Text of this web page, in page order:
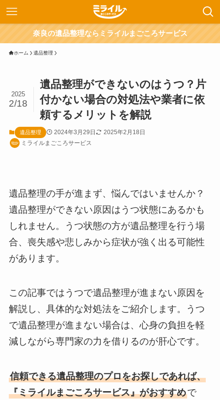
奈良の遺品整理ならミライルまごころサービス
ホーム 遺品整理
遺品整理ができないのはうつ？片
付かない場合の対処法や業者に依
頼するメリットを解説
2025
2/18
遺品整理 2024年3月29日
2025年2月18日
ミライルまごころサービス
遺品整理の手が進まず、悩んではいませんか？
遺品整理ができない原因はうつ状態にあるかも
しれません。うつ状態の方が遺品整理を行う場
合、喪失感や悲しみから症状が強く出る可能性
があります。
この記事ではうつで遺品整理が進まない原因を
解説し、具体的な対処法をご紹介します。うつ
で遺品整理が進まない場合は、心身の負担を軽
減しながら専門家の力を借りるのが肝心です。
信頼できる遺品整理のプロをお探しであれば、
『ミライルまごころサービス』がおすすめで